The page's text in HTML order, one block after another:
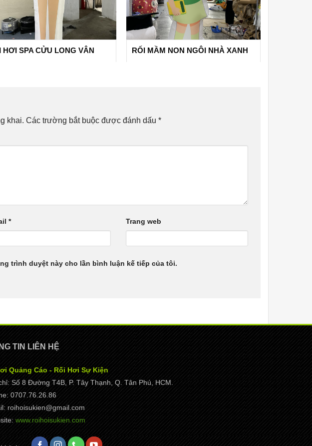
HƠI SPA CỬU LONG VÂN RỐI MẦM NON NGÔI NHÀ XANH
khai. Các trường bắt buộc được đánh dấu *
* Trang web
trình duyệt này cho lần bình luận kế tiếp của tôi.
TIN LIÊN HỆ
Quảng Cáo - Rối Hơi Sự Kiện
Số 8 Đường T4B, P. Tây Thạnh, Q. Tân Phú, HCM.
0707.76.26.86
roihoisukien@gmail.com
www.roihoisukien.com